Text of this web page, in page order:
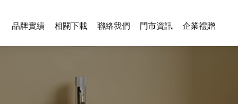
品牌實績 相關下載 聯絡我們 門市資訊 企業禮贈